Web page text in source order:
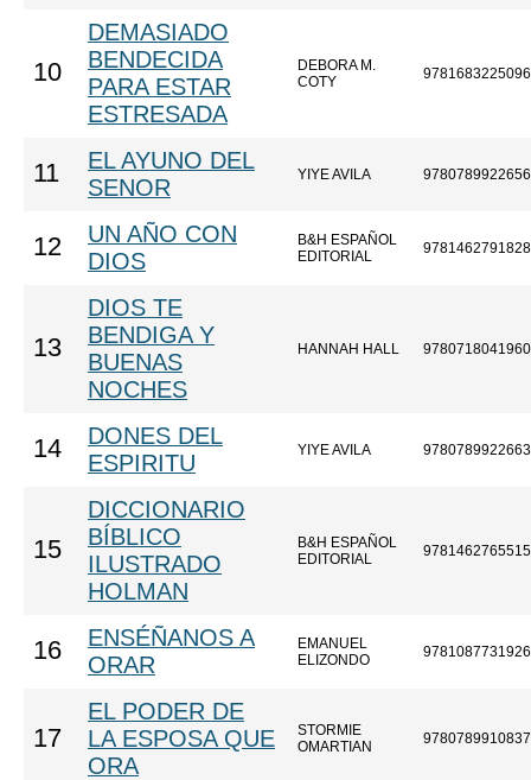
10
DEMASIADO
BENDECIDA
PARA ESTAR
ESTRESADA
DEBORA M.
COTY
9781683225096
11
EL AYUNO DEL
SENOR
YIYE AVILA 9780789922656
12
UN AÑO CON
DIOS
B&H ESPAÑOL
EDITORIAL
9781462791828
13
DIOS TE
BENDIGA Y
BUENAS
NOCHES
HANNAH HALL 9780718041960
14
DONES DEL
ESPIRITU
YIYE AVILA 9780789922663
15
DICCIONARIO
BÍBLICO
ILUSTRADO
HOLMAN
B&H ESPAÑOL
EDITORIAL
9781462765515
16
ENSÉÑANOS A
ORAR
EMANUEL
ELIZONDO
9781087731926
17
EL PODER DE
LA ESPOSA QUE
ORA
STORMIE
OMARTIAN
9780789910837